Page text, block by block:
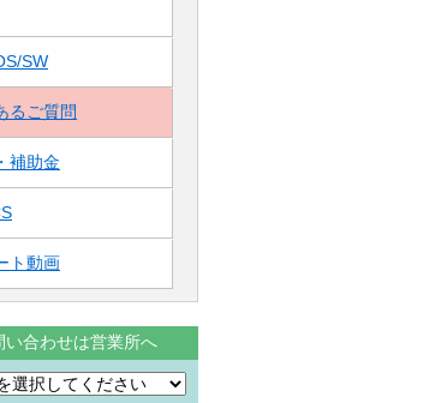
SW
るご質問
補助金
ト動画
い合わせは営業所へ